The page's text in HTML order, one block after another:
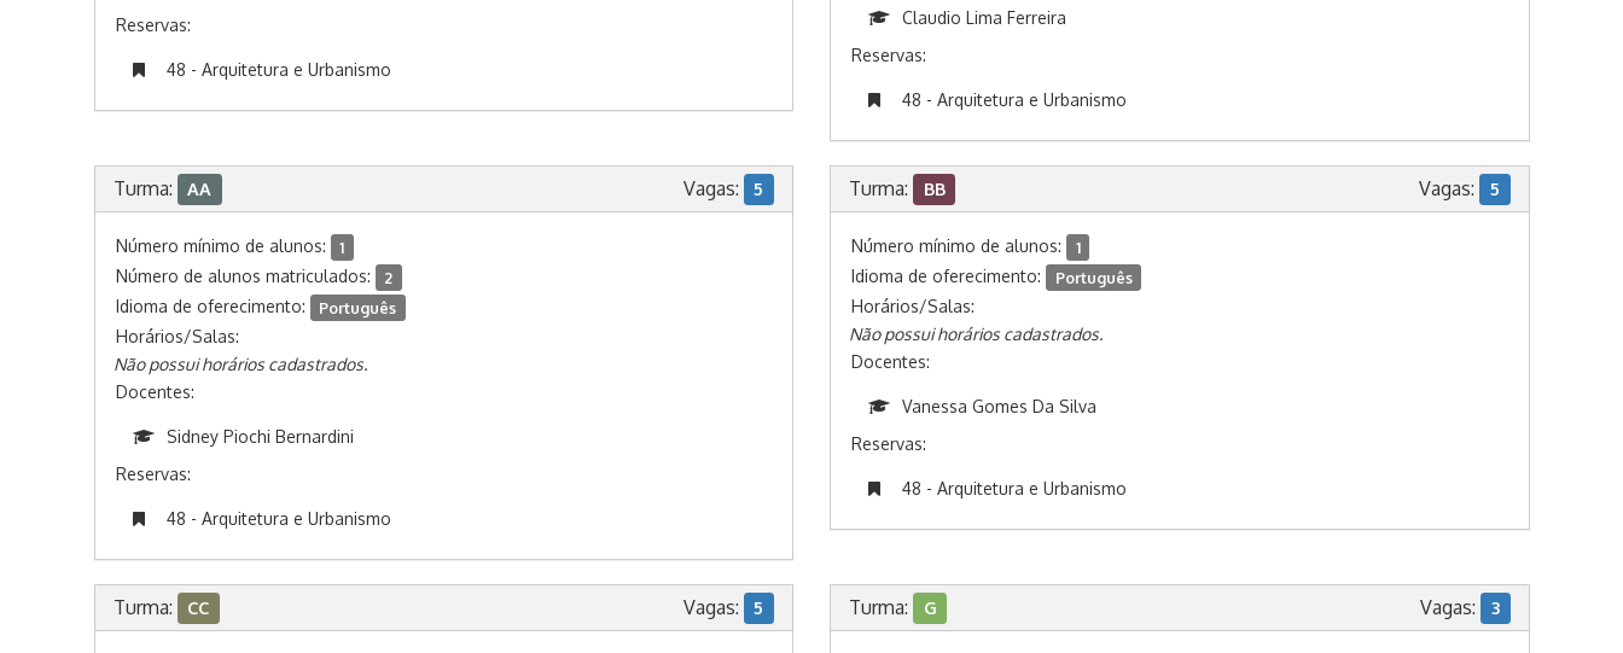
Reservas:
48 - Arquitetura e Urbanismo
Claudio Lima Ferreira
Reservas:
48 - Arquitetura e Urbanismo
Turma: AA Vagas: 5
Número mínimo de alunos: 1
Número de alunos matriculados: 2
Idioma de oferecimento: Português
Horários/Salas:
Não possui horários cadastrados.
Docentes:
Sidney Piochi Bernardini
Reservas:
48 - Arquitetura e Urbanismo
Turma: BB Vagas: 5
Número mínimo de alunos: 1
Idioma de oferecimento: Português
Horários/Salas:
Não possui horários cadastrados.
Docentes:
Vanessa Gomes Da Silva
Reservas:
48 - Arquitetura e Urbanismo
Turma: CC Vagas: 5 Turma: G Vagas: 3